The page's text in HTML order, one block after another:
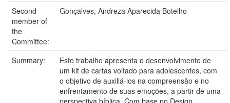
Second
member of
the
Committee:
Gonçalves, Andreza Aparecida Botelho
Summary:
Este trabalho apresenta o desenvolvimento de
um kit de cartas voltado para adolescentes, com
o objetivo de auxiliá-los na compreensão e no
enfrentamento de suas emoções, a partir de uma
perspectiva bíblica. Com base no Design